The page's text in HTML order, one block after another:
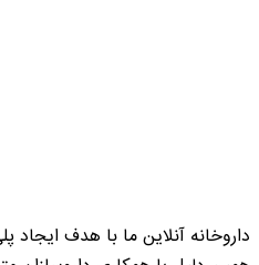
داروخانه آنلاین ما با هدف